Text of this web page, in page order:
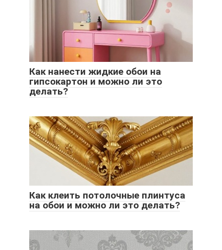
Как нанести жидкие обои на
гипсокартон и можно ли это
делать?
Как клеить потолочные плинтуса
на обои и можно ли это делать?